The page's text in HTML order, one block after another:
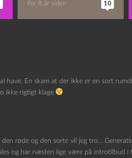
For 8 år siden 10
En skam at der ikke er en sort
ikke rigtigt klage
røde og den sorte vil jeg tro…
og har næsten lige være på introtilbud i